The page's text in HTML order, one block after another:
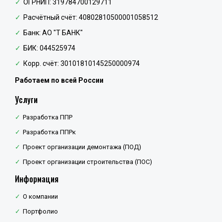
ОГРНИП: 319784700129711
Расчётный счёт: 40802810500001058512
Банк: АО "Т БАНК"
БИК: 044525974
Корр. счёт: 30101810145250000974
Работаем по всей России
Услуги
Разработка ППР
Разработка ППРк
Проект организации демонтажа (ПОД)
Проект организации строительства (ПОС)
Информация
О компании
Портфолио